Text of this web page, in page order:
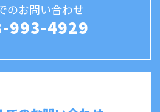
のお問い合わせ
993-4929